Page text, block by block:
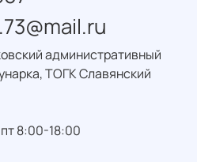
административный
ТОГК Славянский
8:00-18:00